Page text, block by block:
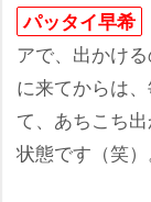
パッタイ早希
アで、出かけ
に来てからは
て、あちこち
状態です（笑）